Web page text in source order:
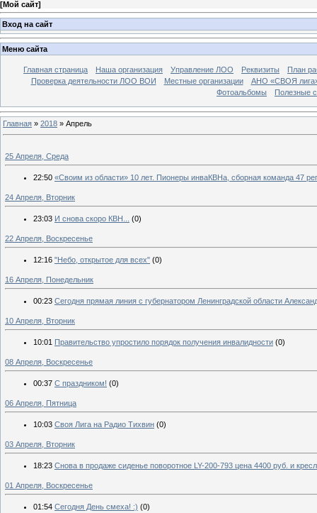
[Мой сайт]
Вход на сайт
Меню сайта
Главная страница Наша организация Управление ЛОО Реквизиты
План
Проверка деятельности ЛОО ВОИ
Местные организации
АНО «СВОЯ
Фотоальбомы
Полезные
Главная » 2018 » Апрель
25 Апреля, Среда
22:50 «Своим из области» 10 лет. Пионеры инваКВНа, сборная команда 47
24 Апреля, Вторник
23:03 И снова скоро КВН... (0)
22 Апреля, Воскресенье
12:16 "Небо, открытое для всех" (0)
16 Апреля, Понедельник
00:23 Сегодня прямая линия с губернатором Ленинградской области
10 Апреля, Вторник
10:01 Правительство упростило порядок получения инвалидности (0)
08 Апреля, Воскресенье
00:37 С праздником! (0)
06 Апреля, Пятница
10:03 Своя Лига на Радио Тихвин (0)
03 Апреля, Вторник
18:23 Снова в продаже сиденье поворотное LY-200-793 цена 4400 руб. и
01 Апреля, Воскресенье
01:54 Сегодня День смеха! :) (0)